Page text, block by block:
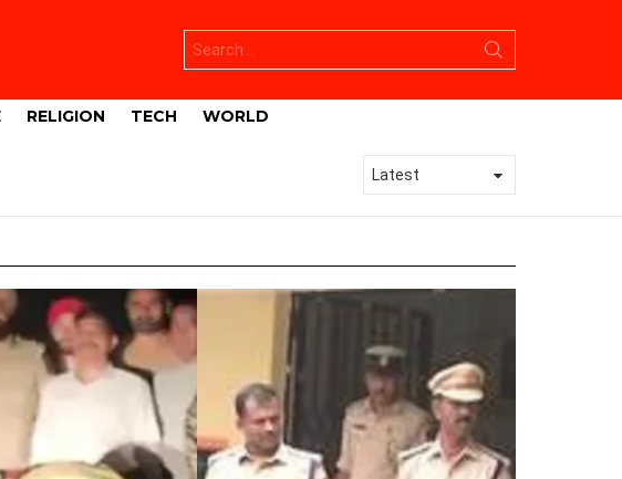
for:
RELIGION TECH WORLD